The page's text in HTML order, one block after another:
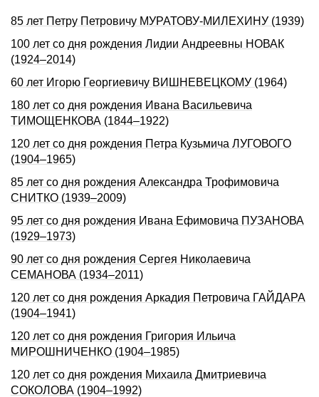
85 лет Петру Петровичу МУРАТОВУ-МИЛЕХИНУ (1939)
100 лет со дня рождения Лидии Андреевны НОВАК
(1924–2014)
60 лет Игорю Георгиевичу ВИШНЕВЕЦКОМУ (1964)
180 лет со дня рождения Ивана Васильевича
ТИМОЩЕHКОВА (1844–1922)
120 лет со дня рождения Петра Кузьмича ЛУГОВОГО
(1904–1965)
85 лет со дня рождения Александра Трофимовича
СНИТКО (1939–2009)
95 лет со дня рождения Ивана Ефимовича ПУЗАНОВА
(1929–1973)
90 лет со дня рождения Сергея Николаевича
СЕМАНОВА (1934–2011)
120 лет со дня рождения Аркадия Петровича ГАЙДАРА
(1904–1941)
120 лет со дня рождения Григория Ильича
МИРОШНИЧЕHКО (1904–1985)
120 лет со дня рождения Михаила Дмитриевича
СОКОЛОВА (1904–1992)